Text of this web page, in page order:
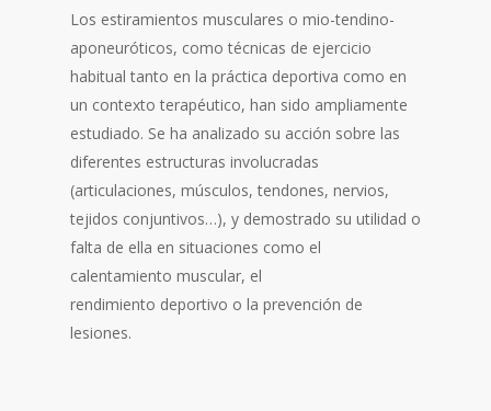
Los estiramientos musculares o mio-tendino-
aponeuróticos, como técnicas de ejercicio
habitual tanto en la práctica deportiva como en
un contexto terapéutico, han sido ampliamente
estudiado. Se ha analizado su acción sobre las
diferentes estructuras involucradas
(articulaciones, músculos, tendones, nervios,
tejidos conjuntivos…), y demostrado su utilidad o
falta de ella en situaciones como el
calentamiento muscular, el
rendimiento deportivo o la prevención de
lesiones.